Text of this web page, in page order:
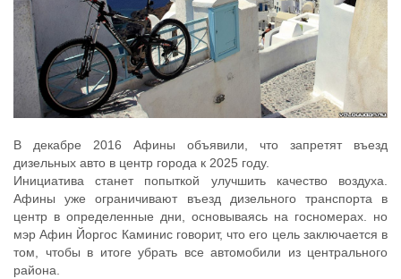
В декабре 2016 Афины объявили, что запретят въезд
дизельных авто в центр города к 2025 году.
Инициатива станет попыткой улучшить качество воздуха.
Афины уже ограничивают въезд дизельного транспорта в
центр в определенные дни, основываясь на госномерах. но
мэр Афин Йоргос Каминис говорит, что его цель заключается в
том, чтобы в итоге убрать все автомобили из центрального
района.